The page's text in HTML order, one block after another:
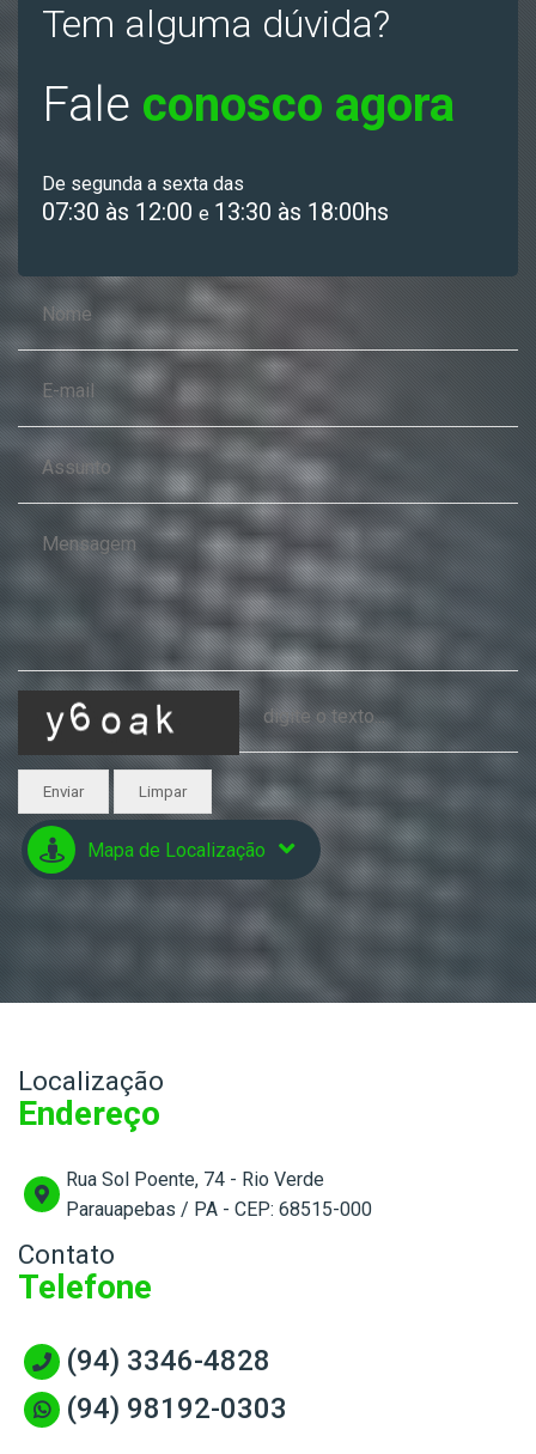
Tem alguma dúvida?
Fale conosco agora
De segunda a sexta das
07:30 às 12:00 e 13:30 às 18:00hs
Enviar Limpar
Mapa de Localização
Localização
Endereço
Rua Sol Poente, 74 - Rio Verde
Parauapebas / PA - CEP: 68515-000
Contato
Telefone
(94) 3346-4828
(94) 98192-0303